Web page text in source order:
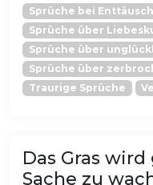
Sprüche bei
Sprüche über
Sprüche über
Sprüche über
Traurige Sprüche
Das Gras
Sache zu